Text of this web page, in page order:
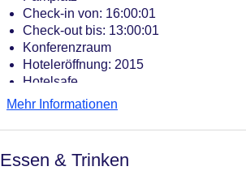
Check-in von: 16:00:01
Check-out bis: 13:00:01
Konferenzraum
Hoteleröffnung: 2015
Hotelsafe
WLAN/WiFi im Hotel
Anzahl der Aufzüge: 1
Gesamtanzahl der Zimmer: 58
Mehr Informationen
Essen & Trinken